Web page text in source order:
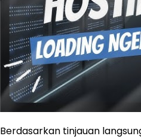
Berdasarkan tinjauan